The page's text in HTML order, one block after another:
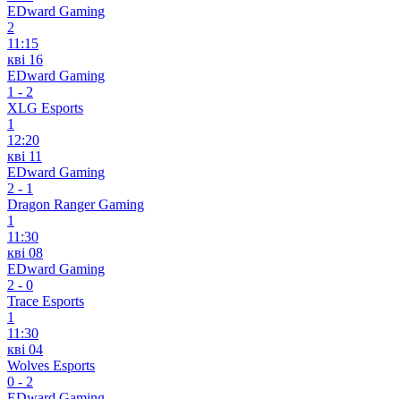
EDward Gaming
2
11:15
кві 16
EDward Gaming
1 - 2
XLG Esports
1
12:20
кві 11
EDward Gaming
2 - 1
Dragon Ranger Gaming
1
11:30
кві 08
EDward Gaming
2 - 0
Trace Esports
1
11:30
кві 04
Wolves Esports
0 - 2